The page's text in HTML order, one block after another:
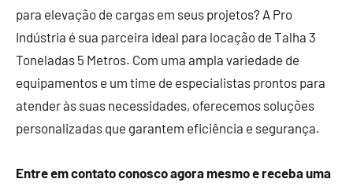
para elevação de cargas em seus projetos? A Pro
Indústria é sua parceira ideal para locação de Talha 3
Toneladas 5 Metros. Com uma ampla variedade de
equipamentos e um time de especialistas prontos para
atender às suas necessidades, oferecemos soluções
personalizadas que garantem eficiência e segurança.
Entre em contato conosco agora mesmo e receba uma